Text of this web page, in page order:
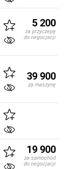
5 200
za przyczepę
do negocjacji
39 900
za maszynę
19 900
za samochód
do negocjacji